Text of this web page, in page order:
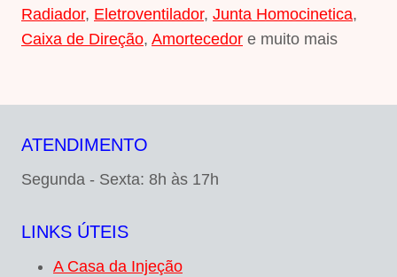
Radiador, Eletroventilador, Junta Homocinetica,
Caixa de Direção, Amortecedor e muito mais
ATENDIMENTO
Segunda - Sexta: 8h às 17h
LINKS ÚTEIS
A Casa da Injeção